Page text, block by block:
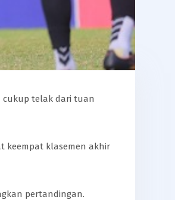
cukup telak dari tuan
keempat klasemen akhir
pertandingan.